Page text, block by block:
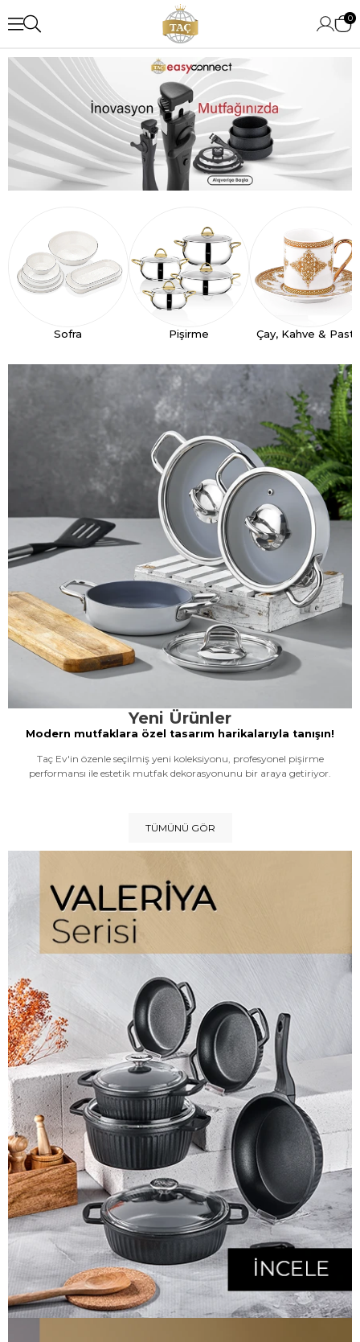
0
Sofra Pişirme Çay, Kahve &
Yeni Ürünler
Modern mutfaklara özel tasarım harikalarıyla tanışın!
Taç Ev'in özenle seçilmiş yeni koleksiyonu, profesyonel pişirme
performansı ile estetik mutfak dekorasyonunu bir araya getiriyor.
TÜMÜNÜ GÖR